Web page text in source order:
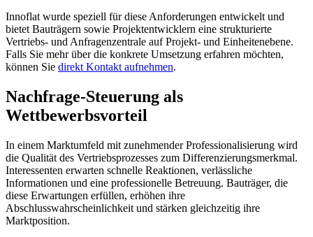
Innoflat wurde speziell für diese Anforderungen entwickelt und
bietet Bauträgern sowie Projektentwicklern eine strukturierte
Vertriebs- und Anfragenzentrale auf Projekt- und Einheitenebene.
Falls Sie mehr über die konkrete Umsetzung erfahren möchten,
können Sie direkt Kontakt aufnehmen.
Nachfrage-Steuerung als
Wettbewerbsvorteil
In einem Marktumfeld mit zunehmender Professionalisierung wird
die Qualität des Vertriebsprozesses zum Differenzierungsmerkmal.
Interessenten erwarten schnelle Reaktionen, verlässliche
Informationen und eine professionelle Betreuung. Bauträger, die
diese Erwartungen erfüllen, erhöhen ihre
Abschlusswahrscheinlichkeit und stärken gleichzeitig ihre
Marktposition.